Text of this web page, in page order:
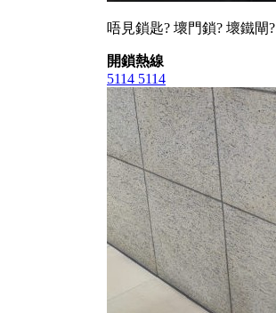
唔見鎖匙? 壞門鎖? 壞鐵閘?
開鎖熱線
5114 5114